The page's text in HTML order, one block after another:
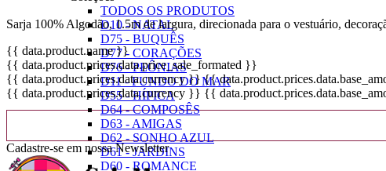
TODOS OS PRODUTOS
D10 - NATAL
D75 - BUQUÊS
D77 - CORAÇÕES
D76 - PEÔNIAS
D11 - FUNDO DO MAR
D55 - HÍPICA
D64 - COMPOSÊS
D63 - AMIGAS
D62 - SONHO AZUL
D61 - JARDINS
D60 - ROMANCE
Sarja 100% Algodão, 1.5m de largura, direcionada para o vestuário,
{{ data.product.name }}
{{ data.product.prices.data.price_sale_formated }}
{{ data.product.prices.data.currency }} {{
{{ data.product.prices.data.currency }} {{
Cadastre-se em nossa Newsletter